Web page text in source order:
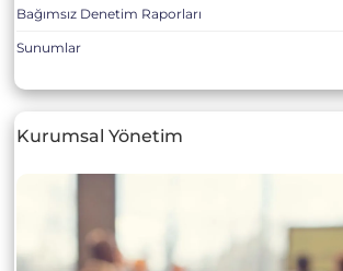
Bağımsız Denetim Raporları
Sunumlar
Kurumsal Yönetim